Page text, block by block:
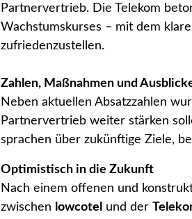
Partnervertrieb. Die Telekom
Wachstumskurses – mit dem
zufriedenzustellen.
Zahlen, Maßnahmen und
Neben aktuellen Absatzzahlen
Partnervertrieb weiter stärken
sprachen über zukünftige Ziele,
Optimistisch in die Zukunft
Nach einem offenen und
zwischen lowcotel und der